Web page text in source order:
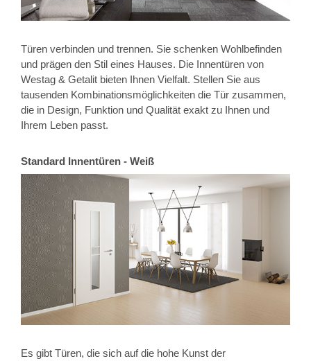
Türen verbinden und trennen. Sie schenken Wohlbefinden
und prägen den Stil eines Hauses. Die Innentüren von
Westag & Getalit bieten Ihnen Vielfalt. Stellen Sie aus
tausenden Kombinationsmöglichkeiten die Tür zusammen,
die in Design, Funktion und Qualität exakt zu Ihnen und
Ihrem Leben passt.
Standard Innentüren - Weiß
Es gibt Türen, die sich auf die hohe Kunst der